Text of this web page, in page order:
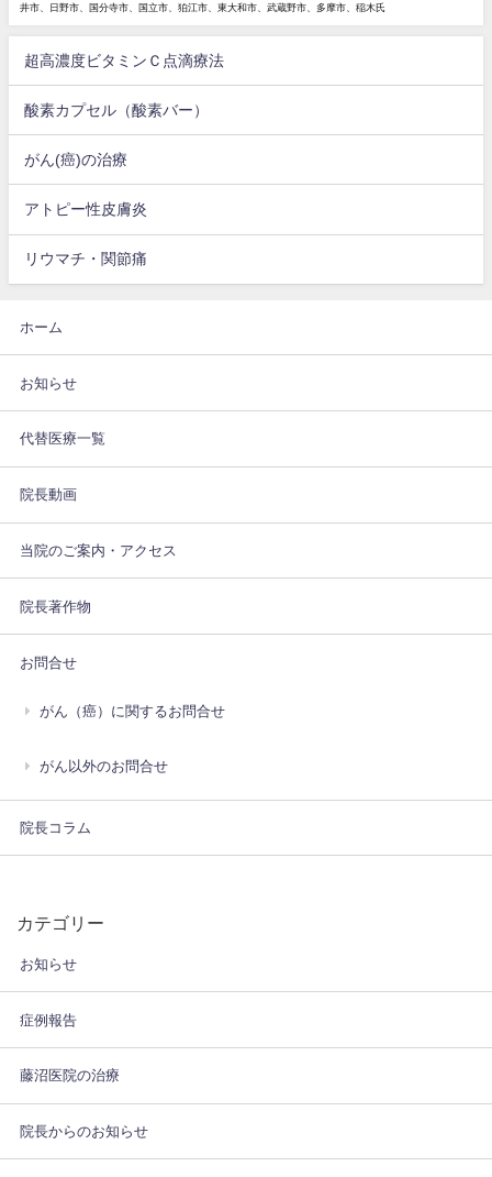
井市、日野市、国分寺市、国立市、狛江市、東大和市、武蔵野市、多摩市、稲木氏
超高濃度ビタミンＣ点滴療法
酸素カプセル（酸素バー）
がん(癌)の治療
アトピー性皮膚炎
リウマチ・関節痛
ホーム
お知らせ
代替医療一覧
院長動画
当院のご案内・アクセス
院長著作物
お問合せ
がん（癌）に関するお問合せ
がん以外のお問合せ
院長コラム
カテゴリー
お知らせ
症例報告
藤沼医院の治療
院長からのお知らせ